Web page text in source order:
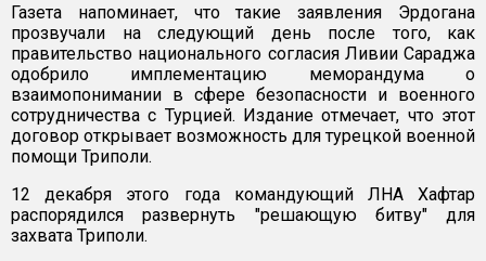
Газета напоминает, что такие заявления Эрдогана
прозвучали на следующий день после того, как
правительство национального согласия Ливии Сараджа
одобрило имплементацию меморандума о
взаимопонимании в сфере безопасности и военного
сотрудничества с Турцией. Издание отмечает, что этот
договор открывает возможность для турецкой военной
помощи Триполи.
12 декабря этого года командующий ЛНА Хафтар
распорядился развернуть "решающую битву" для
захвата Триполи.